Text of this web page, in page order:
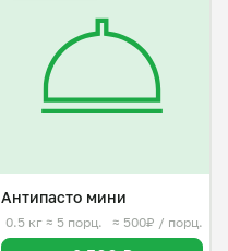
Антипасто мини
0.5 кг ≈ 5 порц. ≈ 500₽ / порц.